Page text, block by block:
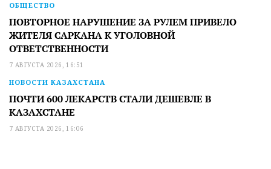
ОБЩЕСТВО
ПОВТОРНОЕ НАРУШЕНИЕ ЗА РУЛЕМ ПРИВЕЛО
ЖИТЕЛЯ САРКАНА К УГОЛОВНОЙ
ОТВЕТСТВЕННОСТИ
7 АВГУСТА 2026, 16:51
НОВОСТИ КАЗАХСТАНА
ПОЧТИ 600 ЛЕКАРСТВ СТАЛИ ДЕШЕВЛЕ В
КАЗАХСТАНЕ
7 АВГУСТА 2026, 16:06